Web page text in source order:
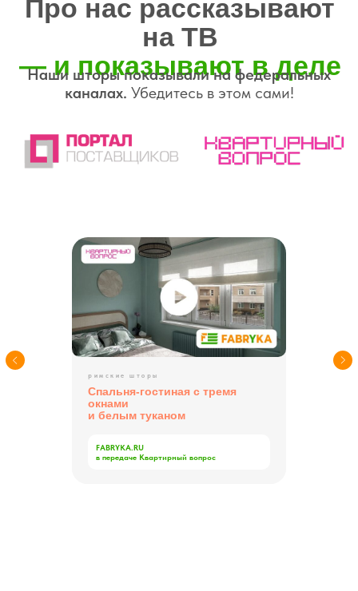
римские шторы
Спальня-гостиная с тремя
окнами
и белым туканом
FABRYKA.RU
в передаче Квартирный вопрос
Нам доверяют
лидеры мнений
Известные телеведущие, дизайнеры
и герои телепередач выбирают наши
шторы— за их внешний вид, качество
и функциональность